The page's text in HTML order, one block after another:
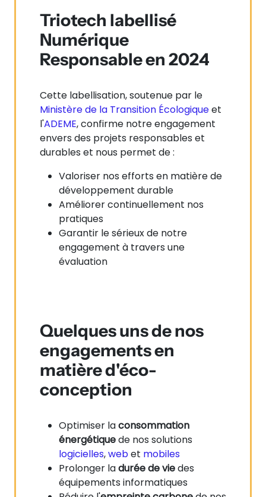
Triotech labellisé
Numérique
Responsable en 2024
Cette labellisation, soutenue par le
Ministère de la Transition Écologiqueet
l'ADEME, confirme notre engagement
envers des projets responsables et
durables et nous permet de :
Valoriser nos efforts en matière de
développement durable
Améliorer continuellement nos
pratiques
Garantir le sérieux de notre
engagement à travers une
évaluation
Quelques uns de nos
engagements en
matière d'éco-
conception
Optimiser laconsommation
énergétiquede nos solutions
logicielles,webet mobiles
Prolonger ladurée de viedes
équipements informatiques